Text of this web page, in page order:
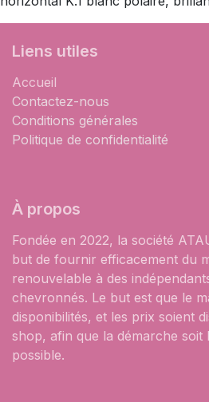
Liens utiles
Accueil
Contactez-nous
Conditions générales
Politique de confidentialité
À propos
Fondée en 2022, la société
but de fournir efficacement du
renouvelable à des
chevronnés. Le but est que le
disponibilités, et les prix soient
shop, afin que la démarche soit
possible.